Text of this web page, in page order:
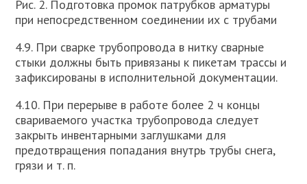
Рис. 2. Подготовка промок патрубков арматуры
при непосредственном соединении их с трубами
4.9. При сварке трубопровода в нитку сварные
стыки должны быть привязаны к пикетам трассы и
зафиксированы в исполнительной документации.
4.10. При перерыве в работе более 2 ч концы
свариваемого участка трубопровода следует
закрыть инвентарными заглушками для
предотвращения попадания внутрь трубы снега,
грязи и т. п.